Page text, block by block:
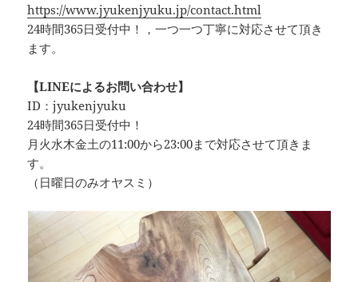
https://www.jyukenjyuku.jp/contact.html
24時間365日受付中！，一つ一つ丁寧に対応させて頂き
ます。
【LINEによるお問い合わせ】
ID：jyukenjyuku
24時間365日受付中！
月火水木金土の11:00から23:00まで対応させて頂きま
す。
（日曜日のみオヤスミ）‪